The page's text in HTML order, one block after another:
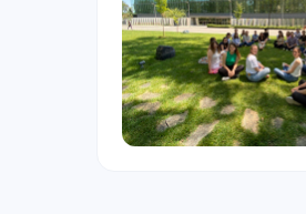
Yemek,
Servis / ulaşım
Esnek ve